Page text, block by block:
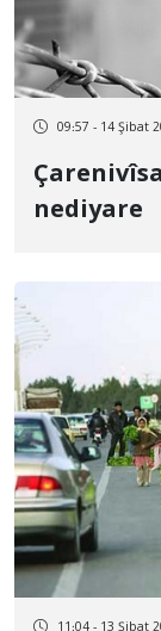
09:57 - 14 Şibat
nediyare
11:04 - 13 Şibat